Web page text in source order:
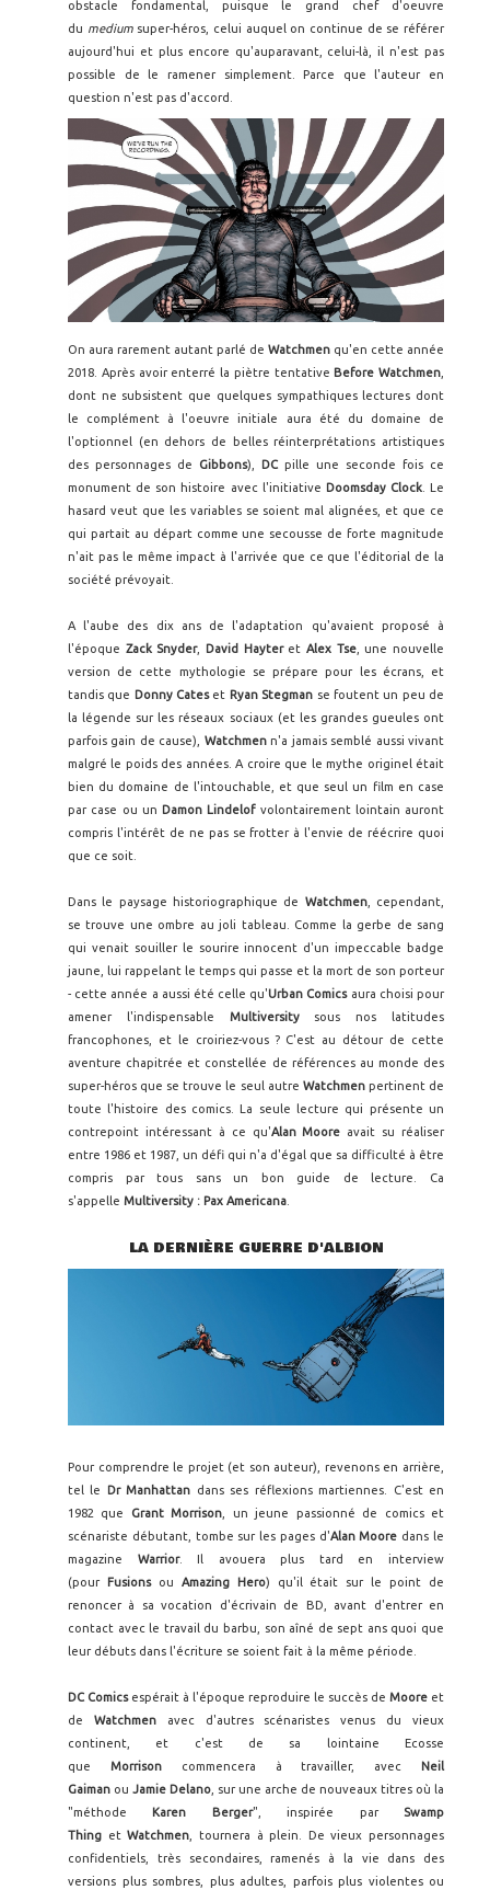
obstacle fondamental, puisque le grand chef d'oeuvre
du mediumsuper-héros, celui auquel on continue de se référer
aujourd'hui et plus encore qu'auparavant, celui-là, il n'est pas
possible de le ramener simplement. Parce que l'auteur en
question n'est pas d'accord.
On aura rarement autant parlé de Watchmen qu'en cette année
2018. Après avoir enterré la piètre tentative Before Watchmen
dont ne subsistent que quelques sympathiques lectures dont
le complément à l'oeuvre initiale aura été du domaine de
l'optionnel (en dehors de belles réinterprétations artistiques
des personnages de Gibbons), DC pille une seconde fois ce
monument de son histoire avec l'initiative Doomsday Clock. Le
hasard veut que les variables se soient mal alignées, et que ce
qui partait au départ comme une secousse de forte magnitude
n'ait pas le même impact à l'arrivée que ce que l'éditorial de la
société prévoyait.
A l'aube des dix ans de l'adaptation qu'avaient proposé à
l'époque Zack Snyder, David HayteretAlex Tse, une nouvelle
version de cette mythologie se prépare pour les écrans, et
tandis que Donny Cateset Ryan Stegman se foutent un peu de
la légende sur les réseaux sociaux (et les grandes gueules ont
parfois gain de cause), Watchmenn'a jamais semblé aussi vivant
malgré le poids des années. A croire que le mythe originel était
bien du domaine de l'intouchable, et que seul un film en case
par case ou un Damon Lindelofvolontairement lointain auront
compris l'intérêt de ne pas se frotter à l'envie de réécrire quoi
que ce soit.
Dans le paysage historiographique de Watchmen, cependant,
se trouve une ombre au joli tableau. Comme la gerbe de sang
qui venait souiller le sourire innocent d'un impeccable badge
jaune, lui rappelant le temps qui passe et la mort de son porteur
- cette année a aussi été celle qu'Urban Comicsaura choisi pour
amener l'indispensable Multiversitysous nos latitudes
francophones, et le croiriez-vous ? C'est au détour de cette
aventure chapitrée et constellée de références au monde des
super-héros que se trouve le seul autre Watchmenpertinent de
toute l'histoire des comics. La seule lecture qui présente un
contrepoint intéressant à ce qu'Alan Moore avait su réaliser
entre 1986 et 1987, un défi qui n'a d'égal que sa difficulté à être
compris par tous sans un bon guide de lecture. Ca
s'appelle Multiversity : Pax Americana
LA DERNIÈRE GUERRE D'ALBION
Pour comprendre le projet (et son auteur), revenons en arrière,
tel le
Dr Manhattan dans ses réflexions martiennes. C'est en
1982 que Grant Morrison , un jeune passionné de comics et
scénariste débutant, tombe sur les pages d'Alan Moore dans le
magazine Warrior. Il avouera plus tard en interview
(pour
Fusionsou Amazing Hero) qu'il était sur le point de
renoncer à sa vocation d'écrivain de BD, avant d'entrer en
contact avec le travail du barbu, son aîné de sept ans quoi que
leur débuts dans l'écriture se soient fait à la même période.
DC Comicsespérait à l'époque reproduire le succès de Moore et
de Watchmenavec d'autres scénaristes venus du vieux
continent, et c'est de sa lointaine Ecosse
que Morrisoncommencera à travailler, avec
Neil
Gaiman ou Jamie Delano , sur une arche de nouveaux titres où la
"méthode
Karen Berger", inspirée par Swamp
Thing etWatchmen , tournera à plein. De vieux personnages
confidentiels, très secondaires, ramenés à la vie dans des
versions plus sombres, plus adultes, parfois plus violentes ou